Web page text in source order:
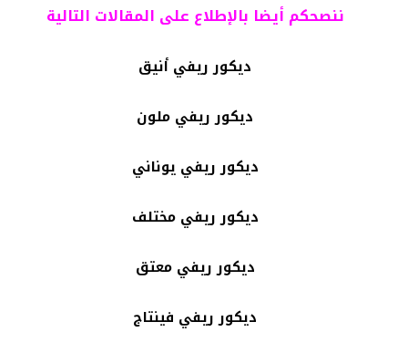
ننصحكم أيضا بالإطلاع على المقالات التالية
ديكور ريفي أنيق
ديكور ريفي ملون
ديكور ريفي يوناني
ديكور ريفي مختلف
ديكور ريفي معتق
ديكور ريفي فينتاج